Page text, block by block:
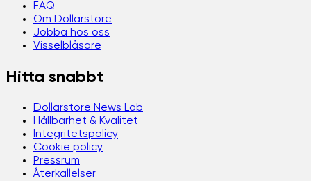
FAQ
Om Dollarstore
Jobba hos oss
Visselblåsare
Hitta snabbt
Dollarstore News Lab
Hållbarhet & Kvalitet
Integritetspolicy
Cookie policy
Pressrum
Återkallelser